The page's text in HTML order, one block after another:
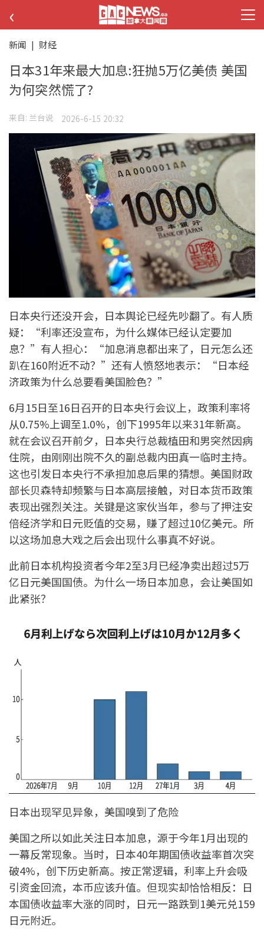
‹
新闻 | 财经
日本31年来最大加息:狂抛5万亿美债 美国
为何突然慌了?
来自: 兰台说 2026-6-15 20:32
日本央行还没开会，日本舆论已经先吵翻了。有人质
疑：“利率还没宣布，为什么媒体已经认定要加
息？”有人担心：“加息消息都出来了，日元怎么还
趴在160附近不动？”还有人愤怒地表示：“日本经
济政策为什么总要看美国脸色？”
6月15日至16日召开的日本央行会议上，政策利率将
从0.75%上调至1.0%，创下1995年以来31年新高。
就在会议召开前夕，日本央行总裁植田和男突然因病
住院，由刚刚出院不久的副总裁内田真一临时主持。
这也引发日本央行不承担加息后果的猜想。美国财政
部长贝森特却频繁与日本高层接触，对日本货币政策
表现出强烈关注。关键是这家伙当年，参与了押注安
倍经济学和日元贬值的交易，赚了超过10亿美元。所
以这场加息大戏之后会出现什么事真不好说。
此前日本机构投资者今年2至3月已经净卖出超过5万
亿日元美国国债。为什么一场日本加息，会让美国如
此紧张？
日本出现罕见异象，美国嗅到了危险
美国之所以如此关注日本加息，源于今年1月出现的
一幕反常现象。当时，日本40年期国债收益率首次突
破4%，创下历史新高。按正常逻辑，利率上升会吸
引资金回流，本币应该升值。但现实却恰恰相反：日
本国债收益率大涨的同时，日元一路跌到1美元兑159
日元附近。